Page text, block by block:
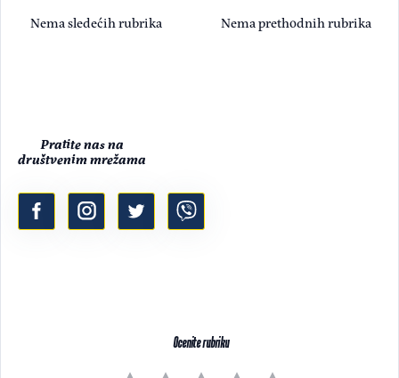
Nema sledećih rubrika Nema prethodnih rubrika
Pratite nas na
društvenim mrežama
Ocenite rubriku